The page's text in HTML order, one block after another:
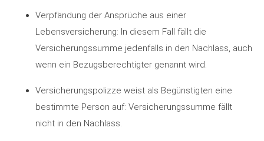
Verpfändung der Ansprüche aus einer
Lebensversicherung: In diesem Fall fällt die
Versicherungssumme jedenfalls in den Nachlass, auch
wenn ein Bezugsberechtigter genannt wird.
Versicherungspolizze weist als Begünstigten eine
bestimmte Person auf: Versicherungssumme fällt
nicht in den Nachlass.